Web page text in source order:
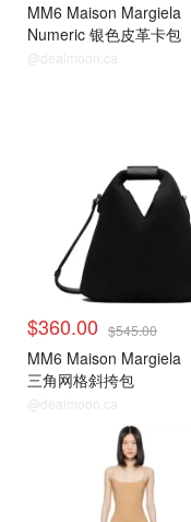
MM6 Maison Margiela
Numeric 银色皮革卡包
@dealmoon.ca
$360.00 $545.00
MM6 Maison Margiela
三角网格斜挎包
@dealmoon.ca